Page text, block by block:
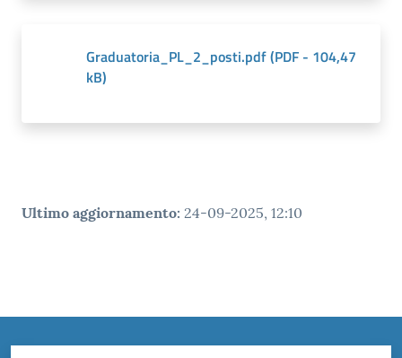
Graduatoria_PL_2_posti.pdf(PDF - 104,47
kB)
Ultimo aggiornamento: 24-09-2025, 12:10